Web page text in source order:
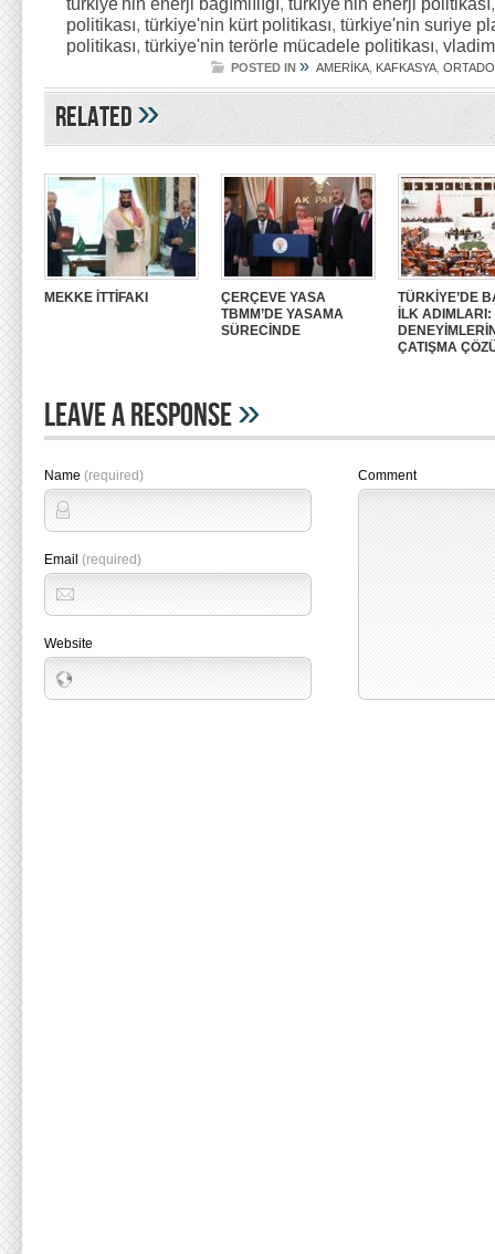
politikası, türkiye'nin kürt politikası, türkiye'nin suriye
politikası, türkiye'nin terörle mücadele politikası,
POSTED IN » AMERİKA KAFKASYA
Related»
MEKKE İTTİFAKI
ÇERÇEVE YASA
TBMM’DE YASAMA
SÜRECİNDE
TÜRKİYE’DE
İLK
ÇATIŞMA
Leave A Response»
Name (required)
Email (required)
Website
Comment